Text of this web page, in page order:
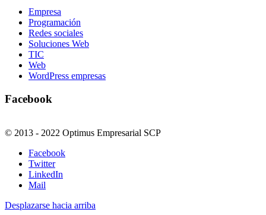
Empresa
Programación
Redes sociales
Soluciones Web
TIC
Web
WordPress empresas
Facebook
© 2013 - 2022 Optimus Empresarial SCP
Facebook
Twitter
LinkedIn
Mail
Desplazarse hacia arriba